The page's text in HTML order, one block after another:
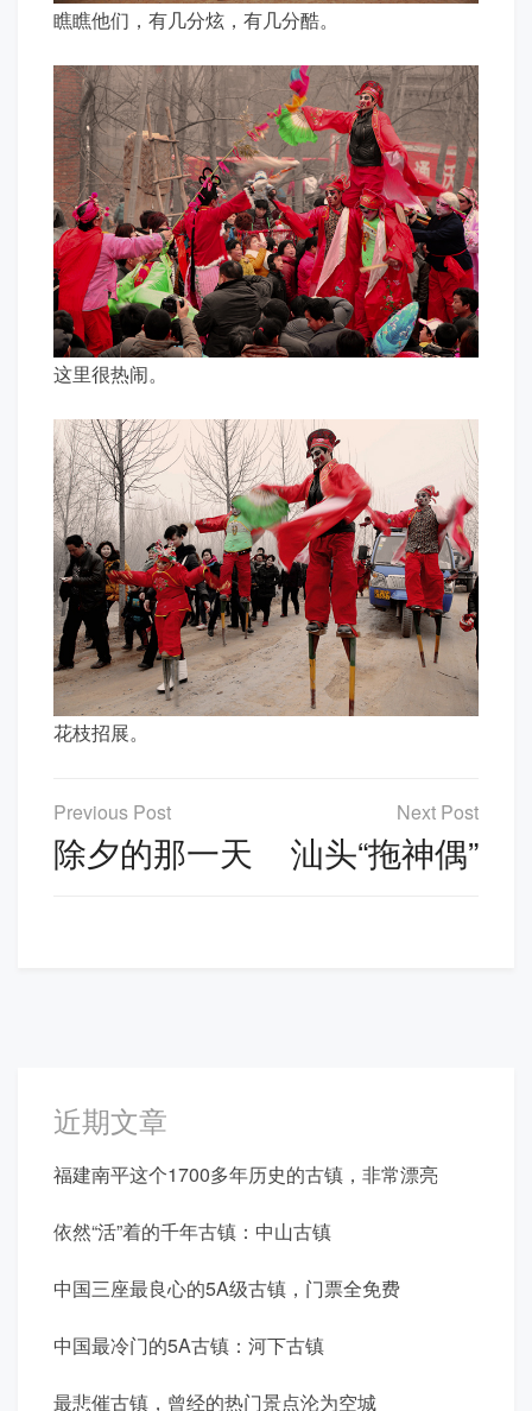
瞧瞧他们，有几分炫，有几分酷。
这里很热闹。
花枝招展。
文
章
导
除夕的那一天 汕头“拖神偶”
近期文章
福建南平这个1700多年历史的古镇，非常漂亮
依然“活”着的千年古镇：中山古镇
中国三座最良心的5A级古镇，门票全免费
中国最冷门的5A古镇：河下古镇
最悲催古镇，曾经的热门景点沦为空城